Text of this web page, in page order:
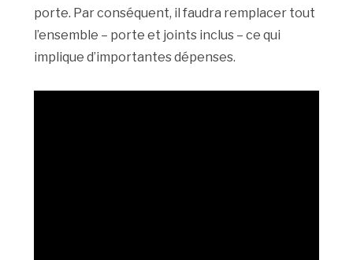
porte. Par conséquent, il faudra remplacer tout
l’ensemble – porte et joints inclus – ce qui
implique d’importantes dépenses.